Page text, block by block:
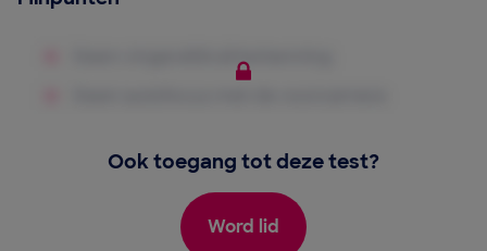
Ook toegang tot deze test?
Word lid